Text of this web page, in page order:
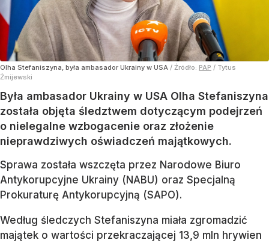
Olha Stefaniszyna, była ambasador Ukrainy w USA / Źródło: PAP / Tytus
Żmijewski
Była ambasador Ukrainy w USA Olha Stefaniszyna
została objęta śledztwem dotyczącym podejrzeń
o nielegalne wzbogacenie oraz złożenie
nieprawdziwych oświadczeń majątkowych.
Sprawa została wszczęta przez Narodowe Biuro
Antykorupcyjne Ukrainy (NABU) oraz Specjalną
Prokuraturę Antykorupcyjną (SAPO).
Według śledczych Stefaniszyna miała zgromadzić
majątek o wartości przekraczającej 13,9 mln hrywien